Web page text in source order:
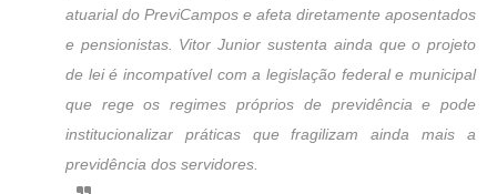
atuarial do PreviCampos e afeta diretamente aposentados
e pensionistas. Vitor Junior sustenta ainda que o projeto
de lei é incompatível com a legislação federal e municipal
que rege os regimes próprios de previdência e pode
institucionalizar práticas que fragilizam ainda mais a
previdência dos servidores.